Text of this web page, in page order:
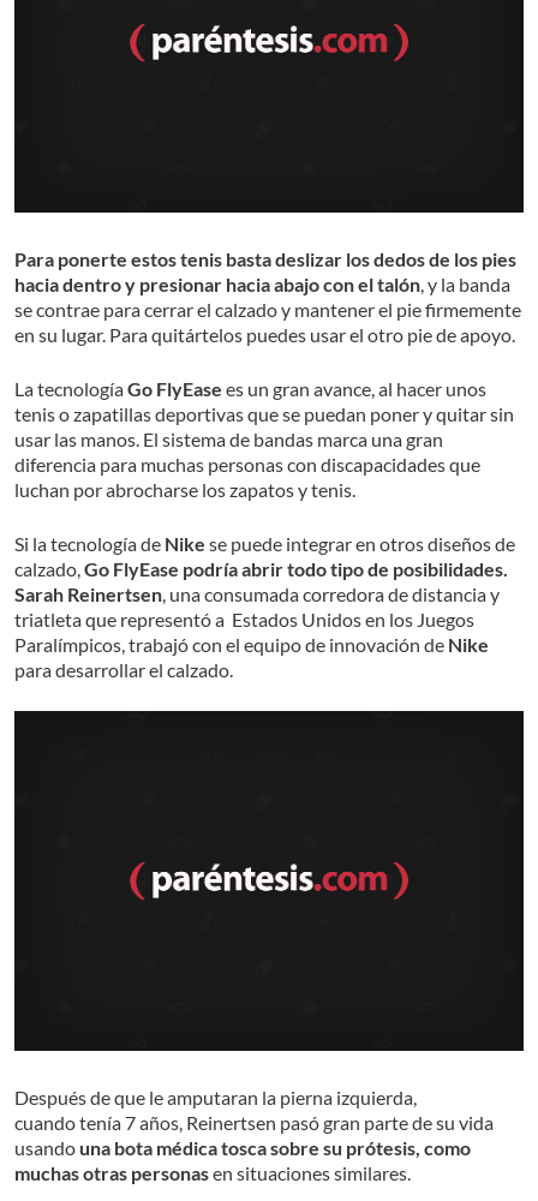
Para ponerte estos tenis basta deslizar los dedos de los pies
hacia dentro y presionar hacia abajo con el talón , y la banda
se contrae para cerrar el calzado y mantener el pie firmemente
en su lugar. Para quitártelos puedes usar el otro pie de apoyo.
La tecnologíaGo FlyEase es un gran avance, al hacer unos
tenis o zapatillas deportivas que se puedan poner y quitar sin
usar las manos. El sistema de bandas marca una gran
diferencia para muchas personas con discapacidades que
luchan por abrocharse los zapatos y tenis.
Si la tecnología de Nike se puede integrar en otros diseños de
calzado, Go FlyEase podría abrir todo tipo de posibilidades.
Sarah Reinertsen , una consumada corredora de distancia y
triatleta que representó a Estados Unidos en los Juegos
Paralímpicos, trabajó con el equipo de innovación de Nike
para desarrollar el calzado.
Después de que le amputaran la pierna izquierda,
cuando tenía 7 años, Reinertsen pasó gran parte de su vida
usando una bota médica tosca sobre su prótesis, como
muchas otras personasen situaciones similares.